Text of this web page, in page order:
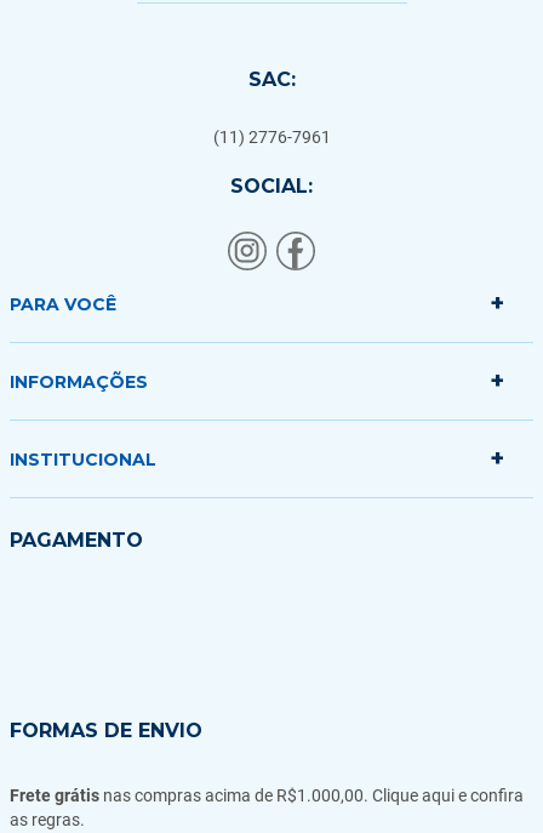
SAC:
(11) 2776-7961
SOCIAL:
PARA VOCÊ +
Minha conta
INFORMAÇÕES +
Politica de Entrega
INSTITUCIONAL +
Quem somos
PAGAMENTO
FORMAS DE ENVIO
Frete grátis nas compras acima de R$1.000,00. Clique aqui e confira
as regras.